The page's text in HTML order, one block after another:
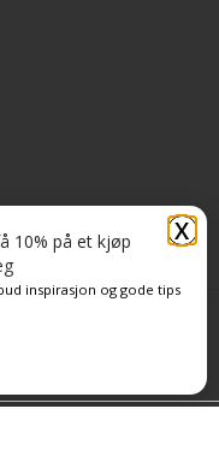
X
10% på et kjøp
inspirasjon og gode tips